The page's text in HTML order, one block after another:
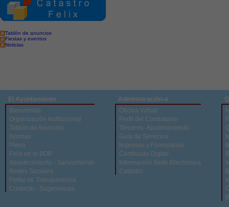
Tablón de anuncios
Fiestas y eventos
Noticias
El Ayuntamiento
Bienvenida
Organización Institucional
Tablón de Anuncios
Normas
Pleno
Felix en el BOP
Abastecimiento - Saneamiento
Redes Sociales
Portal de Transparencia
Contacto - Sugerencias
Administración-e
Oficina Virtual
Perfil del Contratante
Terceros- Apoderamiento
Guía de Servicios
Impresos y Formularios
Certificado Digital
Información Sede Electrónica
Catastro